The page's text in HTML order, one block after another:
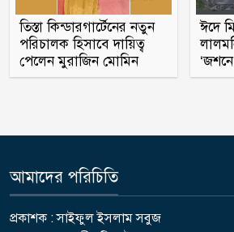
তিস্তা কিন্ডারগার্টেনের নতুন
পরিচালক হিসাবে দায়িত্ব
পেলেন মুরাজিন মোমিন
ঈদে
আমাদের পরিচিতি
প্রকাশক : সাইফুল ইসলাম সবুজ